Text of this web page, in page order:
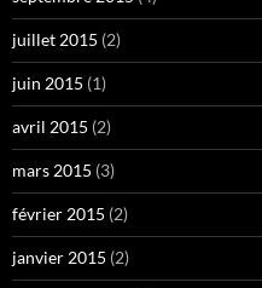
juillet 2015 (2)
juin 2015 (1)
avril 2015 (2)
mars 2015 (3)
février 2015 (2)
janvier 2015 (2)